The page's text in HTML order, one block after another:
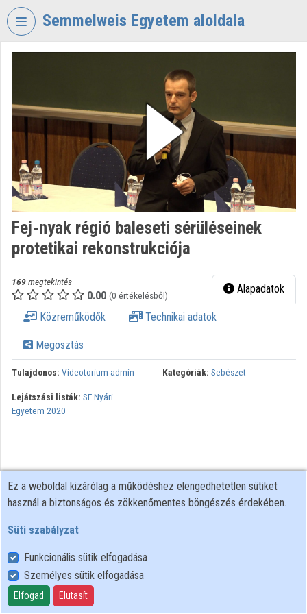
Fejléc kihagyása
Semmelweis Egyetem aloldala
EGYETEM
Intézményi kezdőlap
Bejelentkezés
Intézményi felfedezés
Kategóriák
Intézmények
Közreműködők
Fej-nyak régió baleseti sérüléseinek
protetikai rekonstrukciója
169megtekintés
0.00 (0 értékelésből) Alapadatok
Közreműködők Technikai adatok
Megosztás
Tulajdonos: Videotorium admin Kategóriák: Sebészet
Lejátszási listák: SE Nyári
Egyetem 2020
Felhasználói szabályzat
Adatkezelési tájékoztató
Süti szabályzat
Ez a weboldal kizárólag a működéshez elengedhetetlen sütiket
használ a biztonságos és zökkenőmentes böngészés érdekében.
Süti szabályzat
Funkcionális sütik elfogadása
Személyes sütik elfogadása
Elfogad Elutasít